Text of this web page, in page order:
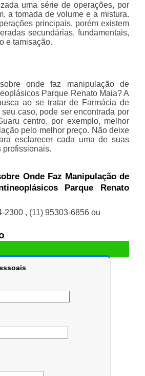
uma série de operações, por
a tomada de volume e a mistura.
principais, porém existem
secundárias, fundamentais,
e tamisação.
onde faz manipulação de
Parque Renato Maia? A
ao se tratar de Farmácia de
caso, pode ser encontrada por
centro, por exemplo, melhor
pelo melhor preço. Não deixe
esclarecer cada uma de suas
profissionais.
Onde Faz Manipulação de
Parque Renato
2300 , (11) 95303-6856 ou